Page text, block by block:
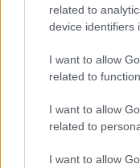
related to
device identifiers
I want to allow
related to
I want to allow
related to
I want to allow